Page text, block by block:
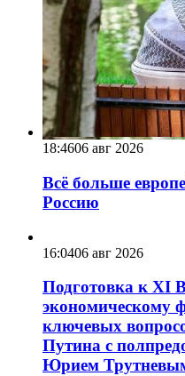
18:4606 авг 2026
Всё больше
Россию
16:0406 авг 2026
Подготовка к XI
экономическому
ключевых
Путина с
Юрием